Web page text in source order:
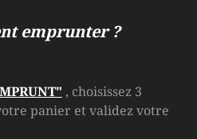
emprunter ?
, choisissez 3
panier et validez votre